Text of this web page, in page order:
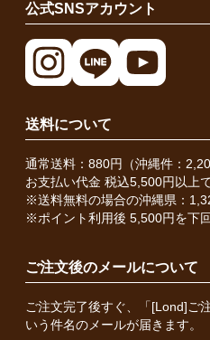
公式SNSアカウント
送料について
通常送料：880円（沖縄件：
お支払い代金 税込5,500円以上
※送料無料の場合の沖縄県：
※ポイント利用後 5,500円を下
ご注文後のメールについて
ご注文完了後すぐ、「[Lond]ご
いう件名のメールが届きます。